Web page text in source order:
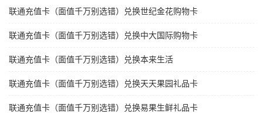
联通充值卡（面值千万别选错）兑换世纪金花购物卡
联通充值卡（面值千万别选错）兑换中大国际购物卡
联通充值卡（面值千万别选错）兑换本来生活
联通充值卡（面值千万别选错）兑换天天果园礼品卡
联通充值卡（面值千万别选错）兑换易果生鲜礼品卡